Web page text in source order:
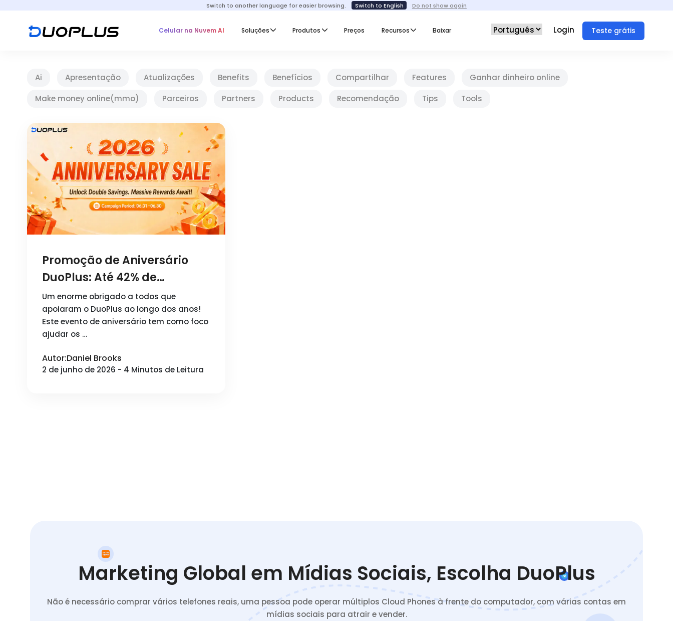
Switch to another language for easier browsing. Switch to English Do not show again
Celular na Nuvem AI Soluções Produtos Preços Recursos Baixar Login Teste grátis
Ai Apresentação Atualizações Benefits Benefícios Compartilhar Features
Ganhar dinheiro online
Make money online(mmo)
Parceiros Partners Products Recomendação Tips Tools
Promoção de Aniversário
DuoPlus: Até 42% de
Desconto e Sorteios
Semanais
Um enorme obrigado a todos que
apoiaram o DuoPlus ao longo dos anos!
Este evento de aniversário tem como foco
ajudar os …
Autor:Daniel Brooks
2 de junho de 2026 - 4 Minutos de Leitura
Marketing Global em Mídias Sociais, Escolha DuoPlus
Não é necessário comprar vários telefones reais, uma pessoa pode operar múltiplos Cloud Phones à frente do computador, com várias contas em
mídias sociais para atrair e vender.